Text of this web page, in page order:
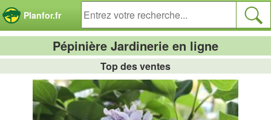
Planfor.fr
Pépinière Jardinerie en ligne
Top des ventes
Panneau de gestion des cookies